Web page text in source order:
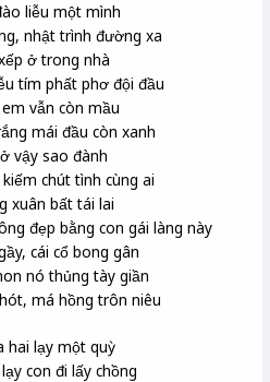
liễu một mình
nhật trình đường xa
ở trong nhà
tím phất phơ đội đầu
vẫn còn mầu
mái đầu còn xanh
vậy sao đành
chút tình cùng ai
xuân bất tái lai
đẹp bằng con gái làng này
cái cổ bong gân
nó thủng tày giần
, má hồng trôn niêu
hai lạy một quỳ
con đi lấy chồng